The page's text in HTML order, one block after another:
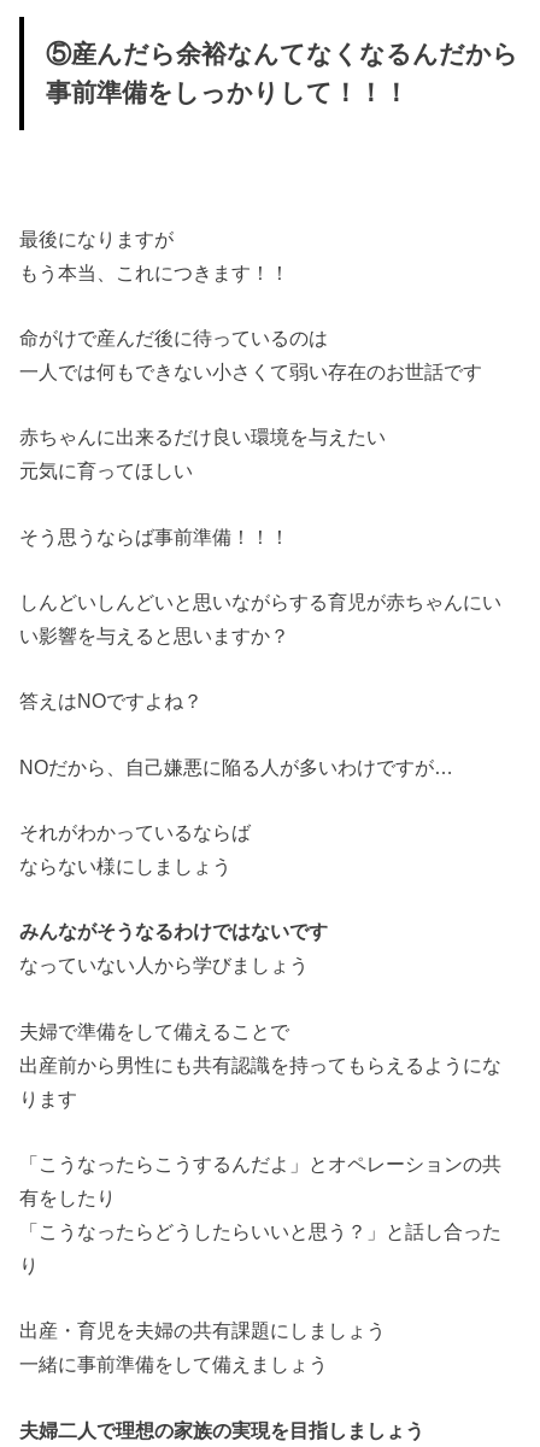
⑤産んだら余裕なんてなくなるんだから
事前準備をしっかりして！！！
最後になりますが
もう本当、これにつきます！！
命がけで産んだ後に待っているのは
一人では何もできない小さくて弱い存在のお世話です
赤ちゃんに出来るだけ良い環境を与えたい
元気に育ってほしい
そう思うならば事前準備！！！
しんどいしんどいと思いながらする育児が赤ちゃんにい
い影響を与えると思いますか？
答えはNOですよね？
NOだから、自己嫌悪に陥る人が多いわけですが…
それがわかっているならば
ならない様にしましょう
みんながそうなるわけではないです
なっていない人から学びましょう
夫婦で準備をして備えることで
出産前から男性にも共有認識を持ってもらえるようにな
ります
「こうなったらこうするんだよ」とオペレーションの共
有をしたり
「こうなったらどうしたらいいと思う？」と話し合った
り
出産・育児を夫婦の共有課題にしましょう
一緒に事前準備をして備えましょう
夫婦二人で理想の家族の実現を目指しましょう